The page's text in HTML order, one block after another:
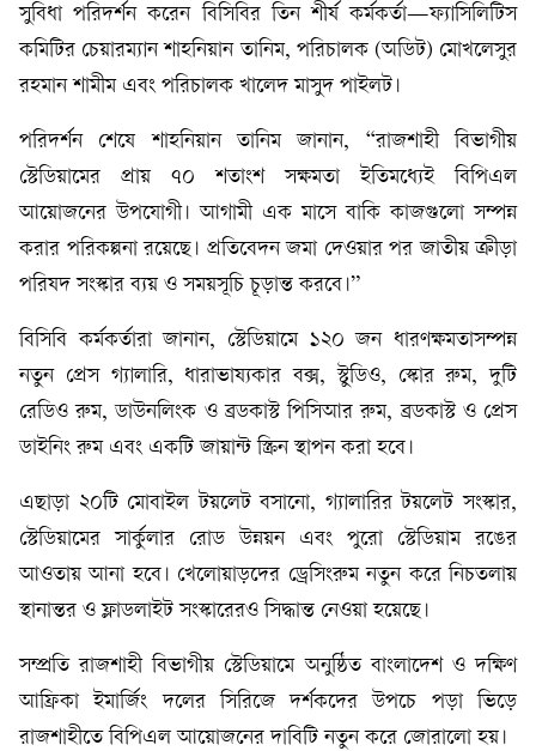
সুবিধা পরিদর্শন করেন বিসিবির তিন শীর্ষ কর্মকর্তা—ফ্যাসিলিটিস
কমিটির চেয়ারম্যান শাহনিয়ান তানিম, পরিচালক (অডিট) মোখলেসুর
রহমান শামীম এবং পরিচালক খালেদ মাসুদ পাইলট।
পরিদর্শন শেষে শাহনিয়ান তানিম জানান, “রাজশাহী বিভাগীয়
স্টেডিয়ামের প্রায় ৭০ শতাংশ সক্ষমতা ইতিমধ্যেই বিপিএল
আয়োজনের উপযোগী। আগামী এক মাসে বাকি কাজগুলো সম্পন্ন
করার পরিকল্পনা রয়েছে। প্রতিবেদন জমা দেওয়ার পর জাতীয় ক্রীড়া
পরিষদ সংস্কার ব্যয় ও সময়সূচি চূড়ান্ত করবে।”
বিসিবি কর্মকর্তারা জানান, স্টেডিয়ামে ১২০ জন ধারণক্ষমতাসম্পন্ন
নতুন প্রেস গ্যালারি, ধারাভাষ্যকার বক্স, স্টুডিও, স্কোর রুম, দুটি
রেডিও রুম, ডাউনলিংক ও ব্রডকাস্ট পিসিআর রুম, ব্রডকাস্ট ও প্রেস
ডাইনিং রুম এবং একটি জায়ান্ট স্ক্রিন স্থাপন করা হবে।
এছাড়া ২০টি মোবাইল টয়লেট বসানো, গ্যালারির টয়লেট সংস্কার,
স্টেডিয়ামের সার্কুলার রোড উন্নয়ন এবং পুরো স্টেডিয়াম রঙের
আওতায় আনা হবে। খেলোয়াড়দের ড্রেসিংরুম নতুন করে নিচতলায়
স্থানান্তর ও ফ্লাডলাইট সংস্কারেরও সিদ্ধান্ত নেওয়া হয়েছে।
সম্প্রতি রাজশাহী বিভাগীয় স্টেডিয়ামে অনুষ্ঠিত বাংলাদেশ ও দক্ষিণ
আফ্রিকা ইমার্জিং দলের সিরিজে দর্শকদের উপচে পড়া ভিড়ে
রাজশাহীতে বিপিএল আয়োজনের দাবিটি নতুন করে জোরালো হয়।